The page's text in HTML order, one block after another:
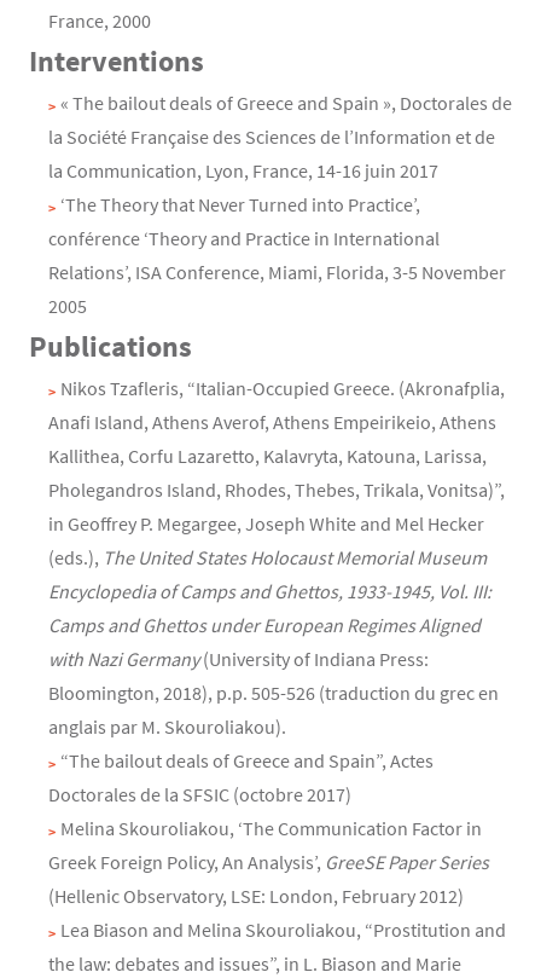
France, 2000
Interventions
« The bailout deals of Greece and Spain », Doctorales de
la Société Française des Sciences de l’Information et de
la Communication, Lyon, France, 14-16 juin 2017
‘The Theory that Never Turned into Practice’,
conférence ‘Theory and Practice in International
Relations’, ISA Conference, Miami, Florida, 3-5 November
2005
Publications
Nikos Tzafleris, “Italian-Occupied Greece. (Akronafplia,
Anafi Island, Athens Averof, Athens Empeirikeio, Athens
Kallithea, Corfu Lazaretto, Kalavryta, Katouna, Larissa,
Pholegandros Island, Rhodes, Thebes, Trikala, Vonitsa)”,
in Geoffrey P. Megargee, Joseph White and Mel Hecker
(eds.), The United States Holocaust Memorial Museum
Encyclopedia of Camps and Ghettos, 1933-1945, Vol. III:
Camps and Ghettos under European Regimes Aligned
with Nazi Germany(University of Indiana Press:
Bloomington, 2018), p.p. 505-526 (traduction du grec en
anglais par M. Skouroliakou).
“The bailout deals of Greece and Spain”, Actes
Doctorales de la SFSIC (octobre 2017)
Melina Skouroliakou, ‘The Communication Factor in
Greek Foreign Policy, An Analysis’, GreeSE Paper Series
(Hellenic Observatory, LSE: London, February 2012)
Lea Biason and Melina Skouroliakou, “Prostitution and
the law: debates and issues”, in L. Biason and Marie